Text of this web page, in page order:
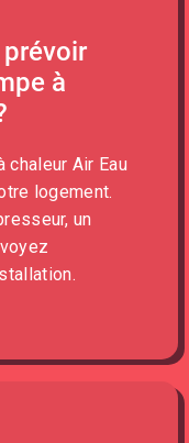
à
Air Eau
logement.
un